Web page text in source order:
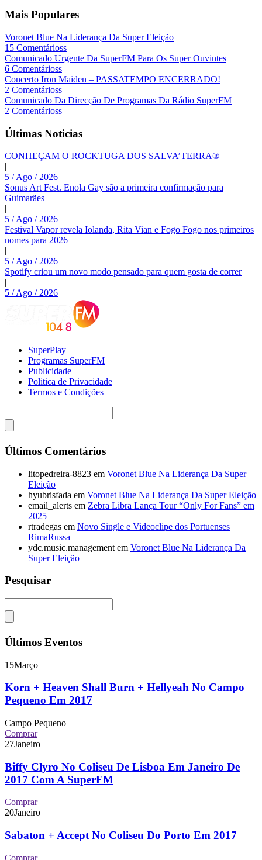
Mais Populares
Voronet Blue Na Liderança Da Super Eleição
15 Comentárioss
Comunicado Urgente Da SuperFM Para Os Super Ouvintes
6 Comentárioss
Concerto Iron Maiden – PASSATEMPO ENCERRADO!
2 Comentárioss
Comunicado Da Direcção De Programas Da Rádio SuperFM
2 Comentárioss
Últimas Noticias
CONHEÇAM O ROCKTUGA DOS SALVA’TERRA®
|
5 / Ago / 2026
Sonus Art Fest. Enola Gay são a primeira confirmação para
Guimarães
|
5 / Ago / 2026
Festival Vapor revela Iolanda, Rita Vian e Fogo Fogo nos primeiros
nomes para 2026
|
5 / Ago / 2026
Spotify criou um novo modo pensado para quem gosta de correr
|
5 / Ago / 2026
SuperPlay
Programas SuperFM
Publicidade
Politica de Privacidade
Termos e Condições
Últimos Comentários
litopedreira-8823 em Voronet Blue Na Liderança Da Super
Eleição
hyubrisfada em Voronet Blue Na Liderança Da Super Eleição
email_alerts em Zebra Libra Lança Tour “Only For Fans” em
2025
rtradegas em Novo Single e Videoclipe dos Portuenses
RimaRussa
ydc.music.management em Voronet Blue Na Liderança Da
Super Eleição
Pesquisar
Últimos Eventos
15Março
Korn + Heaven Shall Burn + Hellyeah No Campo
Pequeno Em 2017
Campo Pequeno
Comprar
27Janeiro
Biffy Clyro No Coliseu De Lisboa Em Janeiro De
2017 Com A SuperFM
Comprar
20Janeiro
Sabaton + Accept No Coliseu Do Porto Em 2017
Comprar